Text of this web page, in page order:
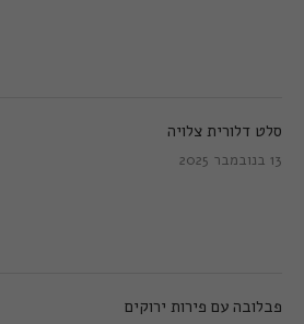
סלט דלורית צלויה
13 בנובמבר 2025
פבלובה עם פירות ירוקים